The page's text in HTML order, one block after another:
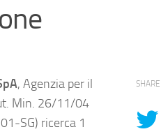
, Agenzia per il
Min. 26/11/04
SG) ricerca 1
SHARE